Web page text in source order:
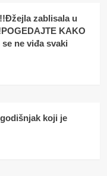
zablisala u
KAKO
ne viđa svaki
koji je